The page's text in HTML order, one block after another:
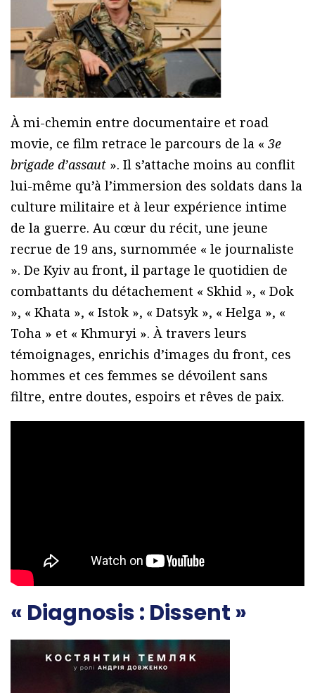
À mi-chemin entre documentaire et road
movie, ce film retrace le parcours de la « 3e
brigade d’assaut ». Il s’attache moins au conflit
lui-même qu’à l’immersion des soldats dans la
culture militaire et à leur expérience intime
de la guerre. Au cœur du récit, une jeune
recrue de 19 ans, surnommée « le journaliste
». De Kyiv au front, il partage le quotidien de
combattants du détachement « Skhid », « Dok
», « Khata », « Istok », « Datsyk », « Helga », «
Toha » et « Khmuryi ». À travers leurs
témoignages, enrichis d’images du front, ces
hommes et ces femmes se dévoilent sans
filtre, entre doutes, espoirs et rêves de paix.
« Diagnosis : Dissent »